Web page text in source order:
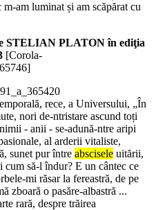
am luminat și am scăpărat cu
PLATON în ediţia
[Corola-
rece, a Universului, „În
nori de-ntristare ascund toți
- anii - se-adună-ntre aripi
al arderii vitaliste,
sunet pur între abscisele uitării,
cum să-l îndur? E un cântec ce
mi răsar la fereastră, de pe
zboară o pasăre-albastră ...
rară, despre trăirea